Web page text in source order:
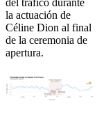
la actuación de
Céline Dion al final
de la ceremonia de
apertura.